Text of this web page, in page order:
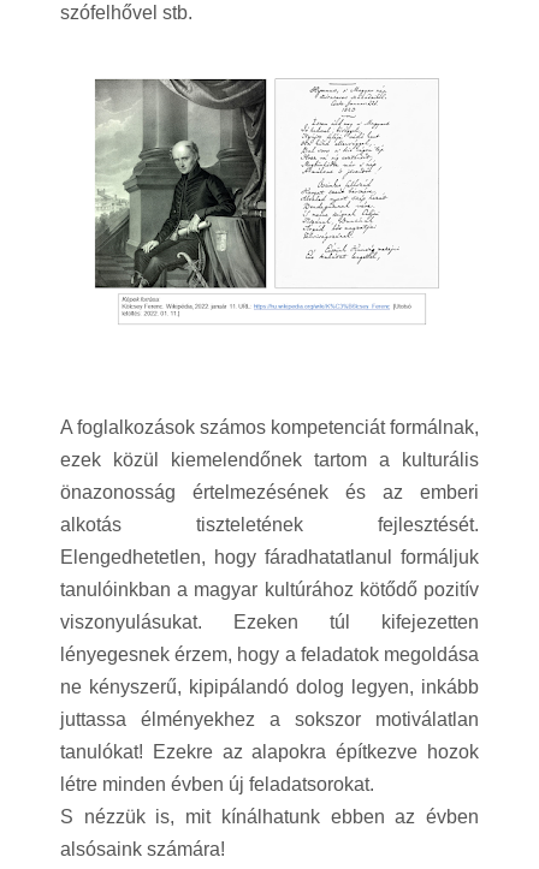
szófelhővel stb.
A foglalkozások számos kompetenciát formálnak,
ezek közül kiemelendőnek tartom a kulturális
önazonosság értelmezésének és az emberi
alkotás tiszteletének fejlesztését.
Elengedhetetlen, hogy fáradhatatlanul formáljuk
tanulóinkban a magyar kultúrához kötődő pozitív
viszonyulásukat. Ezeken túl kifejezetten
lényegesnek érzem, hogy a feladatok megoldása
ne kényszerű, kipipálandó dolog legyen, inkább
juttassa élményekhez a sokszor motiválatlan
tanulókat! Ezekre az alapokra építkezve hozok
létre minden évben új feladatsorokat.
S nézzük is, mit kínálhatunk ebben az évben
alsósaink számára!